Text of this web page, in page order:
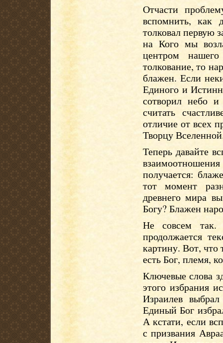
Отчасти
вспомнить, как
толковал первую
на Кого мы
центром
толкование, то
блажен. Если
Единого и
сотворил небо
считать
отличие от всех
Творцу
Теперь давайте
получается:
тот момент
древнего мира
Богу? Блажен
Не совсем
продолжается
картину. Вот, что
есть Бог, племя,
Ключевые слова
этого избрания
Израилев
Единый Бог
А кстати, если
с призвания